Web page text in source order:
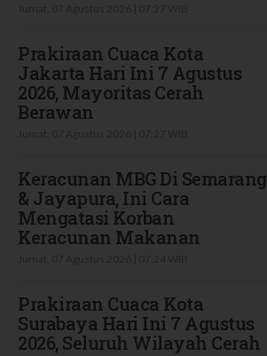
Prakiraan Cuaca Kota
Jakarta Hari Ini 7 Agustus
2026, Mayoritas Cerah
Berawan
Keracunan MBG Di Semarang
& Jayapura, Ini Cara
Mengatasi Korban
Keracunan Makanan
Prakiraan Cuaca Kota
Surabaya Hari Ini 7 Agustus
2026, Seluruh Wilayah Cerah